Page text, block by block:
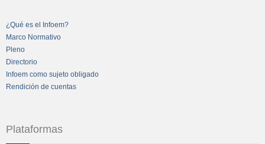
¿Qué es el Infoem?
Marco Normativo
Pleno
Directorio
Infoem como sujeto obligado
Rendición de cuentas
Plataformas